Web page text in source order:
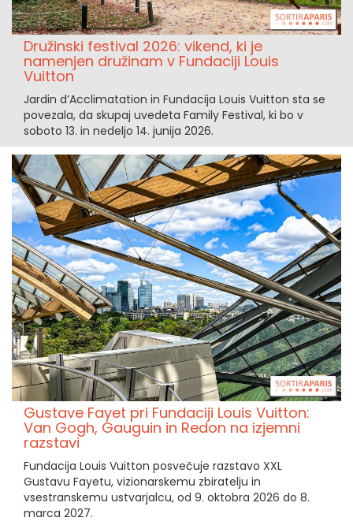
Družinski festival 2026: vikend, ki je
namenjen družinam v Fundaciji Louis
Vuitton
Jardin d’Acclimatation in Fundacija Louis Vuitton sta se
povezala, da skupaj uvedeta Family Festival, ki bo v
soboto 13. in nedeljo 14. junija 2026.
Gustave Fayet pri Fundaciji Louis Vuitton:
Van Gogh, Gauguin in Redon na izjemni
razstavi
Fundacija Louis Vuitton posvečuje razstavo XXL
Gustavu Fayetu, vizionarskemu zbiratelju in
vsestranskemu ustvarjalcu, od 9. oktobra 2026 do 8.
marca 2027.